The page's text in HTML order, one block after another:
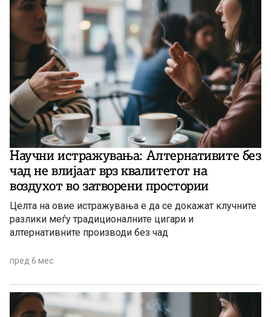
Научни истражувања: Алтернативите без
чад не влијаат врз квалитетот на
воздухот во затворени простории
Целта на овие истражувања е да се докажат клучните
разлики меѓу традиционалните цигари и
алтернативните производи без чад
пред 6 мес.